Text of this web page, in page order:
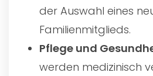
der Auswahl eines
Familienmitglieds.
Pflege und
werden medizinisch